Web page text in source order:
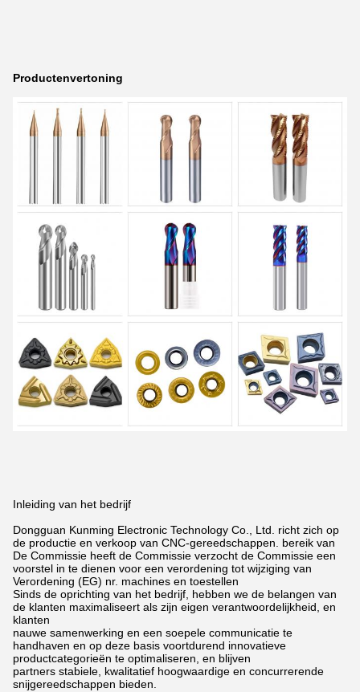
Productenvertoning
Inleiding van het bedrijf
Dongguan Kunming Electronic Technology Co., Ltd. richt zich op
de productie en verkoop van CNC-gereedschappen.
bereik van
De Commissie heeft de Commissie verzocht de Commissie een
voorstel in te dienen voor een verordening tot wijziging van
Verordening (EG) nr. machines en toestellen
Sinds de oprichting van het bedrijf, hebben we de belangen van
de klanten maximaliseert als zijn eigen verantwoordelijkheid, en
klanten
nauwe samenwerking en een soepele communicatie te
handhaven en op deze basis voortdurend innovatieve
productcategorieën te optimaliseren, en blijven
partners stabiele, kwalitatief hoogwaardige en concurrerende
snijgereedschappen bieden.